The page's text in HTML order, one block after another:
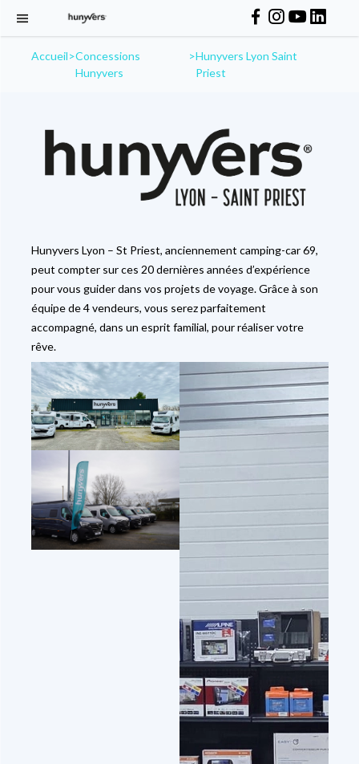
Accueil>Concessions
Hunyvers
>Hunyvers Lyon Saint
Priest
Hunyvers Lyon – St Priest, anciennement camping-car 69,
peut compter sur ces 20 dernières années d’expérience
pour vous guider dans vos projets de voyage. Grâce à son
équipe de 4 vendeurs, vous serez parfaitement
accompagné, dans un esprit familial, pour réaliser votre
rêve.